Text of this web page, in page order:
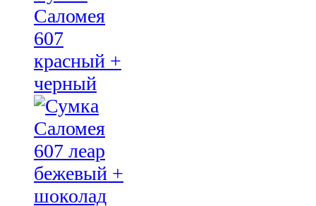
Саломея
607
красный +
черный